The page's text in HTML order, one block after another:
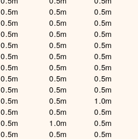
0.5m
0.5m
0.5m
0.5m
0.5m
0.5m
0.5m
0.5m
0.5m
0.5m
0.5m
0.5m
0.5m
0.5m
0.5m
0.5m
0.5m
0.5m
0.5m
0.5m
0.5m
0.5m
1.0m
0.5m
0.5m
0.5m
0.5m
0.5m
0.5m
0.5m
0.5m
0.5m
1.0m
0.5m
0.5m
0.5m